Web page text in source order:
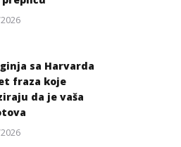
sa Harvarda
fraza koje
da je vaša